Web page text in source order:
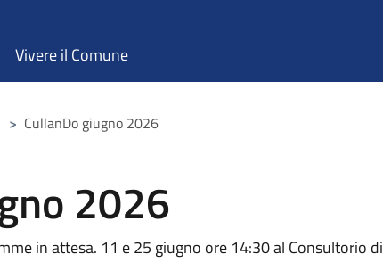
Vivere il Comune
> CullanDo giugno 2026
2026
in attesa. 11 e 25 giugno ore 14:30 al Consultorio di